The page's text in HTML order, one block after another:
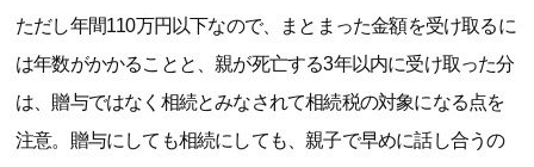
ただし年間110万円以下なので、まとまった金額を受け取るに
は年数がかかることと、親が死亡する3年以内に受け取った分
は、贈与ではなく相続とみなされて相続税の対象になる点を
注意。贈与にしても相続にしても、親子で早めに話し合うの